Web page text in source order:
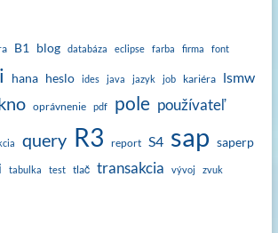
B1 blog databáza eclipse farba firma font
hana heslo ides java jazyk job kariéra lsmw
oprávnenie pdf pole používateľ
query R3 report S4 sap saperp
tabulka test tlač transakcia vývoj
zvuk